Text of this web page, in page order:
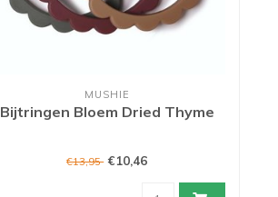
MUSHIE
Bijtringen Bloem Dried Thyme
€13,95 €10,46